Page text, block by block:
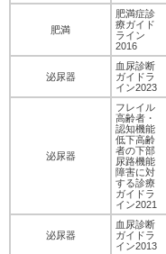
肥満
肥満症診
療ガイド
ライン
2016
泌尿器
血尿診断
ガイドラ
イン2023
泌尿器
フレイル
高齢者・
認知機能
低下高齢
者の下部
尿路機能
障害に対
する診療
ガイドラ
イン2021
泌尿器
血尿診断
ガイドラ
イン2013